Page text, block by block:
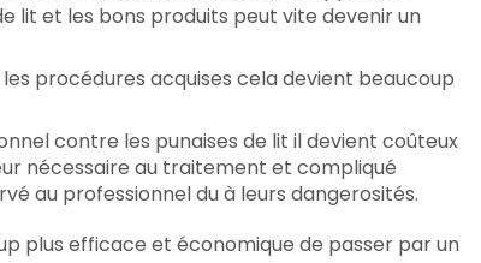
lit et les bons produits peut vite devenir un
procédures acquises cela devient beaucoup
contre les punaises de lit il devient coûteux
nécessaire au traitement et compliqué
au professionnel du à leurs dangerosités.
plus efficace et économique de passer par un